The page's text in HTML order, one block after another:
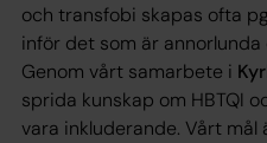
och transfobi skapas ofta
inför det som är
Genom vårt samarbete i
sprida kunskap om HBTQI
vara inkluderande. Vårt mål